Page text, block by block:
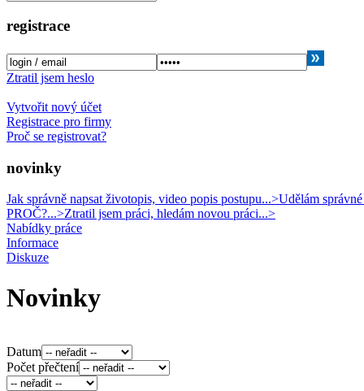
registrace
Ztratil jsem heslo
Vytvořit nový účet
Registrace pro firmy
Proč se registrovat?
novinky
Jak správně napsat životopis, video popis postupu...>Udělám
PROČ?...>Ztratil jsem práci, hledám novou práci...>
Nabídky práce
Informace
Diskuze
Novinky
Datum
Počet přečtení